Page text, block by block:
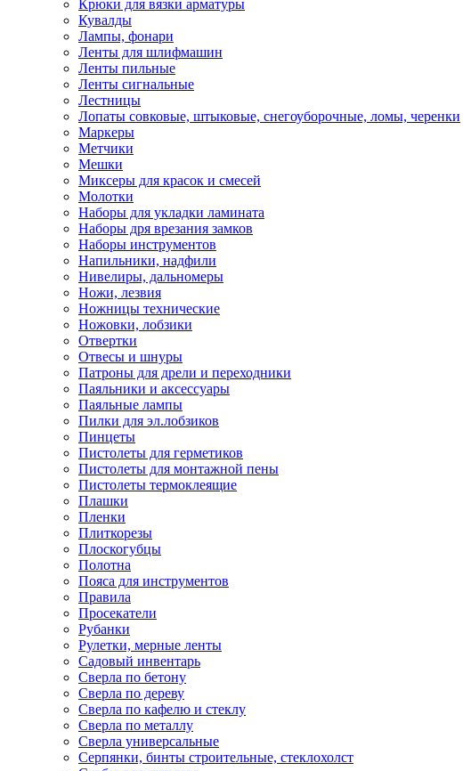
Крюки для вязки арматуры
Кувалды
Лампы, фонари
Ленты для шлифмашин
Ленты пильные
Ленты сигнальные
Лестницы
Лопаты совковые, штыковые, снегоуборочные, ломы, черенки
Маркеры
Метчики
Мешки
Миксеры для красок и смесей
Молотки
Наборы для укладки ламината
Наборы дря врезания замков
Наборы инструментов
Напильники, надфили
Нивелиры, дальномеры
Ножи, лезвия
Ножницы технические
Ножовки, лобзики
Отвертки
Отвесы и шнуры
Патроны для дрели и переходники
Паяльники и аксессуары
Паяльные лампы
Пилки для эл.лобзиков
Пинцеты
Пистолеты для герметиков
Пистолеты для монтажной пены
Пистолеты термоклеящие
Плашки
Пленки
Плиткорезы
Плоскогубцы
Полотна
Пояса для инструментов
Правила
Просекатели
Рубанки
Рулетки, мерные ленты
Садовый инвентарь
Сверла по бетону
Сверла по дереву
Сверла по кафелю и стеклу
Сверла по металлу
Сверла универсальные
Серпянки, бинты строительные, стеклохолст